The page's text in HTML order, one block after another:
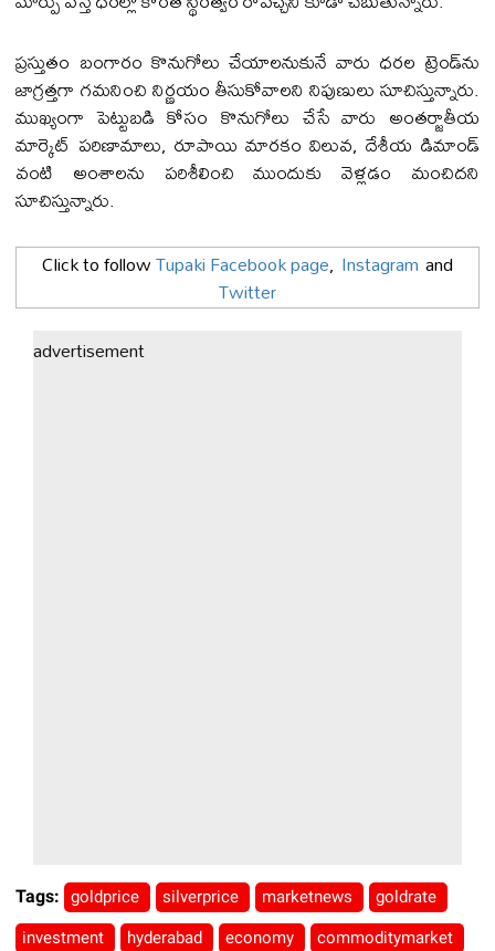
ప్రస్తుతం బంగారం కొనుగోలు చేయాలనుకునే వారు ధరల ట్రెండ్‌ను
జాగ్రత్తగా గమనించి నిర్ణయం తీసుకోవాలని నిపుణులు సూచిస్తున్నారు.
ముఖ్యంగా పెట్టుబడి కోసం కొనుగోలు చేసే వారు అంతర్జాతీయ
మార్కెట్ పరిణామాలు, రూపాయి మారకం విలువ, దేశీయ డిమాండ్
వంటి అంశాలను పరిశీలించి ముందుకు వెళ్లడం మంచిదని
సూచిస్తున్నారు.
Click to followTupaki Facebook page, Instagram and
Twitter
advertisement
Tags: goldprice silverprice marketnews goldrate
investment hyderabad economy commoditymarket